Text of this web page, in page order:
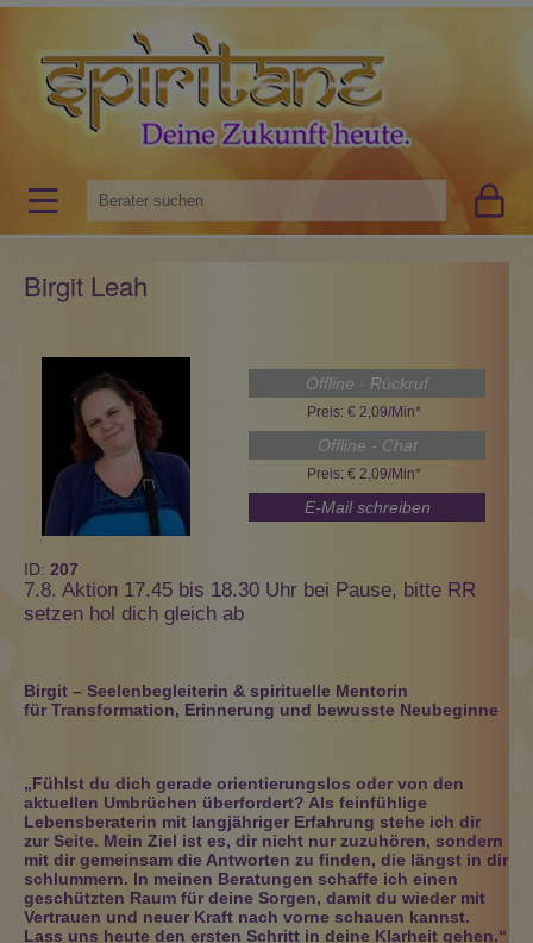
Birgit Leah
Offline - Rückruf
Preis: € 2,09/Min*
Offline - Chat
Preis: € 2,09/Min*
E-Mail schreiben
ID: 207
7.8. Aktion 17.45 bis 18.30 Uhr bei Pause, bitte RR
setzen hol dich gleich ab
Birgit – Seelenbegleiterin & spirituelle Mentorin
für Transformation, Erinnerung und bewusste Neubeginne
„Fühlst du dich gerade orientierungslos oder von den
aktuellen Umbrüchen überfordert? Als feinfühlige
Lebensberaterin mit langjähriger Erfahrung stehe ich dir
zur Seite. Mein Ziel ist es, dir nicht nur zuzuhören, sondern
mit dir gemeinsam die Antworten zu finden, die längst in dir
schlummern. In meinen Beratungen schaffe ich einen
geschützten Raum für deine Sorgen, damit du wieder mit
Vertrauen und neuer Kraft nach vorne schauen kannst.
Lass uns heute den ersten Schritt in deine Klarheit gehen.“